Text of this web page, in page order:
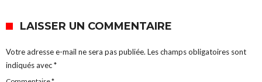
LAISSER UN COMMENTAIRE
Votre adresse e-mail ne sera pas publiée. Les champs obligatoires sont
indiqués avec*